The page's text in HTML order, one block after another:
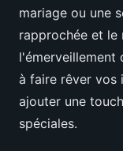
mariage ou une
rapprochée et le
l'émerveillement
à faire rêver vos
ajouter une
spéciales.